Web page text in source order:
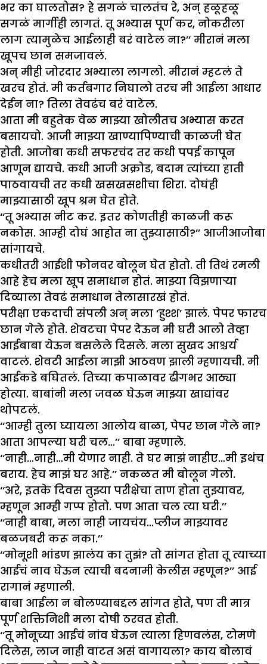
भर का घालतोस? हे सगळं चालतंच रे, अन् हळूहळू
सगळं मार्गीही लागतं. तू अभ्यास पूर्ण कर, नोकरीला
लाग त्यामुळेच आईलाही बरं वाटेल ना?’’ मीरानं मला
खूपच छान समजावलं.
अन् मीही जोरदार अभ्याला लागलो. मीरानं म्हटलं ते
खरच होतं. मी कर्तबगार निघालो तरच मी आईला आधार
देईन ना? तिला तेवढंच बरं वाटेल.
आता मी बहुतेक वेळ माझ्या खोलीतच अभ्यास करत
बसायचो. आजी माझ्या खाण्यापिण्याची काळजी घेत
होती. आजोबा कधी सफरचंद तर कधी पपई कापून
आणून द्यायचे. कधी आजी अक्रोड, बदाम त्यांच्या हाती
पाठवायची तर कधी खसखसशीचा शिरा. दोघंही
माझ्यासाठी खूप श्रम घेत होते.
‘‘तू अभ्यास नीट कर. इतर कोणतीही काळजी करू
नकोस. आम्ही दोघं आहोत ना तुझ्यासाठी?’’ आजीआजोबा
सांगायचे.
कधीतरी आईशी फोनवर बोलून घेत होतो. ती तिथं रमली
आहे हेच मला खूप समाधान होतं. माझ्या विझणाऱ्या
दिव्याला तेवढं समाधान तेलासारखं होतं.
परीक्षा एकदाची संपली अन् मला ‘हुश्श’ झालं. पेपर फारच
छान गेले होते. शेवटचा पेपर देऊन मी घरी आलो तेव्हा
आईबाबा येऊन बसलेले दिसले. मला सुखद आश्चर्य
वाटलं. शेवटी आईला माझी आठवण झाली म्हणायची. मी
आईकडे बघितलं. तिच्या कपाळावर ढीगभर आठ्या
होत्या. बाबांनी मला जवळ घेऊन माझ्या खाद्यांवर
थोपटलं.
‘‘आम्ही तुला घ्यायला आलोय बाळा, पेपर छान गेले ना?
आता आपल्या घरी चल…’’ बाबा म्हणाले.
‘‘नाही…नाही…मी येणार नाही. ते घर माझं नाहीए…मी इथंच
बराय. हेच माझं घर आहे.’’ नकळत मी बोलून गेलो.
‘‘अरे, इतके दिवस तुझ्या परीक्षेचा ताण होता तुझ्यावर,
म्हणून आम्ही गप्प होतो. पण आता चल त्या घरी.’’
‘‘नाही बाबा, मला नाही जायचंय…प्लीज माझ्यावर
बळजबरी करू नका.’’
‘‘मोनूशी भांडण झालंय का तुझं? तो सांगत होता तू त्याच्या
आईचं नाव घेऊन त्याची बदनामी केलीस म्हणून?’’ आई
रागानं म्हणाली.
बाबा आईला न बोलण्याबद्दल सांगत होते, पण ती मात्र
पूर्ण शक्तिनिशी मला दोषी ठरवत होती.
‘‘तू मोनूच्या आईचं नांव घेऊन त्याला हिणवलंस, टोमणे
दिलेस, लाज नाही वाटत असं वागायला? काय बोलावं